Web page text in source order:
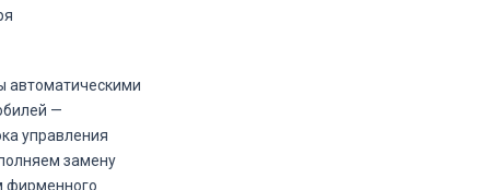
автоматическими
—
управления
замену
фирменного